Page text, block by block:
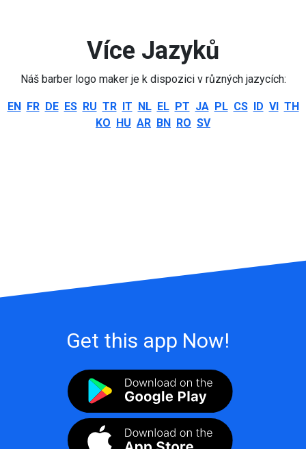
Více Jazyků
Náš barber logo maker je k dispozici v různých jazycích:
EN FR DE ES RU TR IT NL EL PT JA PL CS ID VI TH
KO HU AR BN RO SV
Get this app Now!